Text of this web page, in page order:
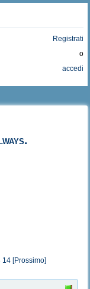
Registrati
o
accedi
14 [Prossimo]